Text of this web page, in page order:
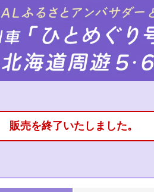
販売を終了いたしました。